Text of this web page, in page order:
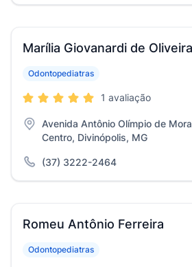
Marília Giovanardi de Oliveira
Odontopediatras
1 avaliação
Avenida Antônio Olímpio de
Centro, Divinópolis, MG
(37) 3222-2464
Romeu Antônio Ferreira
Odontopediatras